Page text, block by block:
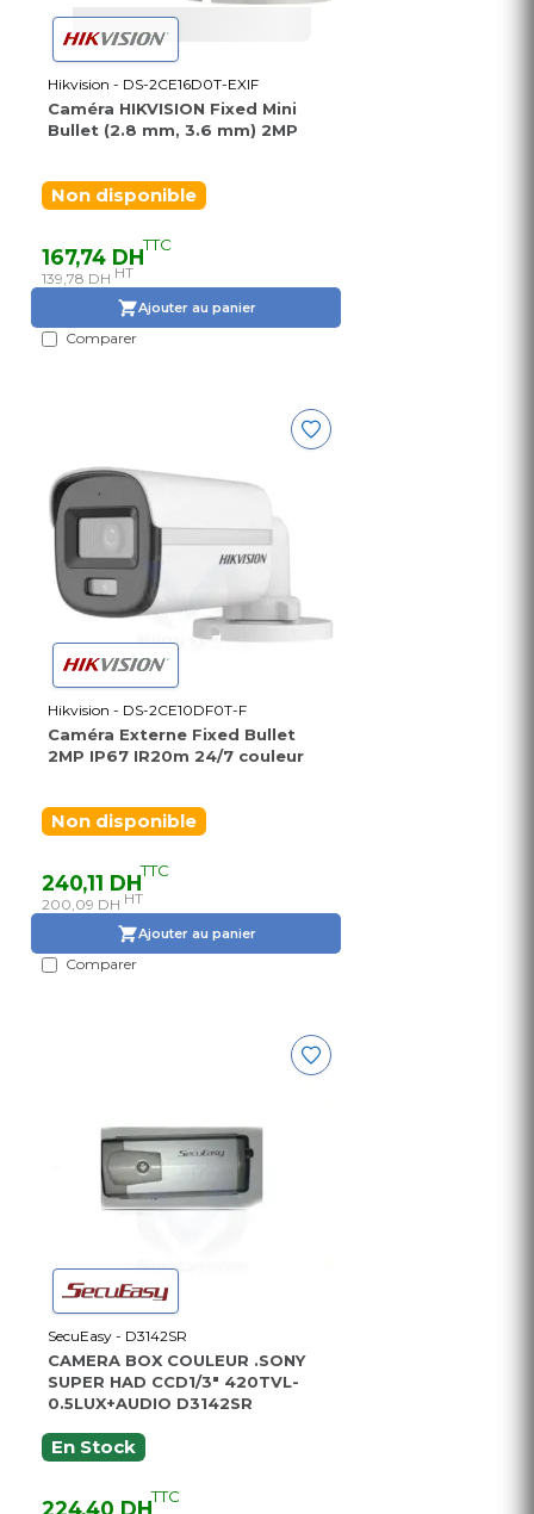
Hikvision - DS-2CE16D0T-EXIF
Caméra HIKVISION Fixed Mini
Bullet (2.8 mm, 3.6 mm) 2MP
Non disponible
167,74 DHTTC
139,78 DH HT
Ajouter au panier
Comparer
Hikvision - DS-2CE10DF0T-F
Caméra Externe Fixed Bullet
2MP IP67 IR20m 24/7 couleur
Non disponible
240,11 DHTTC
200,09 DH HT
Ajouter au panier
Comparer
SecuEasy - D3142SR
CAMERA BOX COULEUR .SONY
SUPER HAD CCD1/3" 420TVL-
0.5LUX+AUDIO D3142SR
En Stock
224,40 DHTTC